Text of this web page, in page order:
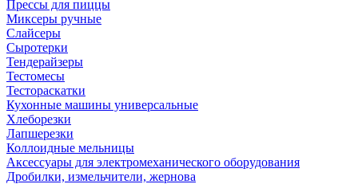
Прессы для пиццы
Миксеры ручные
Слайсеры
Сыротерки
Тендерайзеры
Тестомесы
Тестораскатки
Кухонные машины универсальные
Хлеборезки
Лапшерезки
Коллоидные мельницы
Аксессуары для электромеханического оборудования
Дробилки, измельчители, жернова